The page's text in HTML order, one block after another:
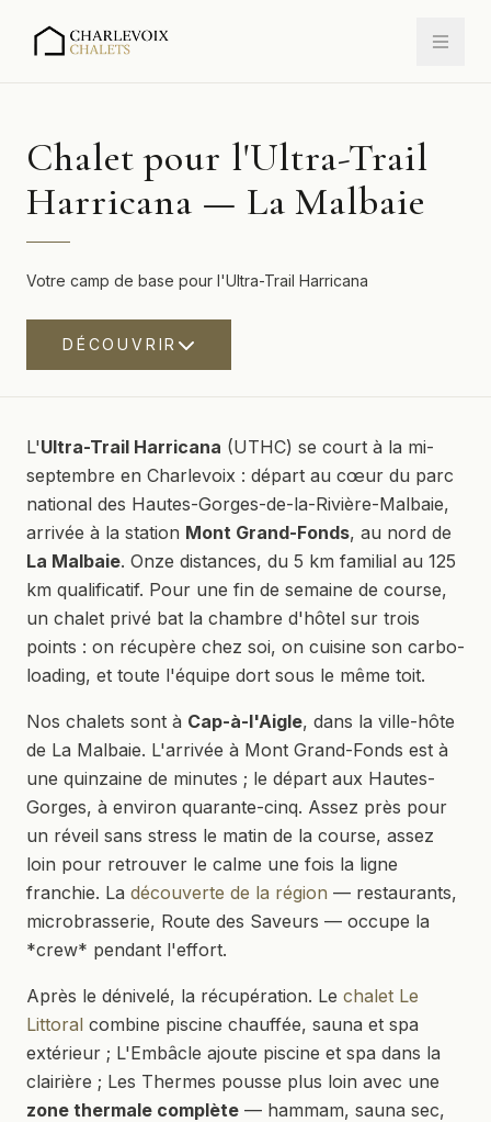
Chalet pour l'Ultra-Trail
Harricana — La Malbaie
Votre camp de base pour l'Ultra-Trail Harricana
DÉCOUVRIR
L'Ultra-Trail Harricana (UTHC) se court à la mi-
septembre en Charlevoix : départ au cœur du parc
national des Hautes-Gorges-de-la-Rivière-Malbaie,
arrivée à la station Mont Grand-Fonds, au nord de
La Malbaie. Onze distances, du 5 km familial au 125
km qualificatif. Pour une fin de semaine de course,
un chalet privé bat la chambre d'hôtel sur trois
points : on récupère chez soi, on cuisine son carbo-
loading, et toute l'équipe dort sous le même toit.
Nos chalets sont à Cap-à-l'Aigle, dans la ville-hôte
de La Malbaie. L'arrivée à Mont Grand-Fonds est à
une quinzaine de minutes ; le départ aux Hautes-
Gorges, à environ quarante-cinq. Assez près pour
un réveil sans stress le matin de la course, assez
loin pour retrouver le calme une fois la ligne
franchie. La découverte de la région — restaurants,
microbrasserie, Route des Saveurs — occupe la
*crew* pendant l'effort.
Après le dénivelé, la récupération. Le chalet Le
Littoral combine piscine chauffée, sauna et spa
extérieur ; L'Embâcle ajoute piscine et spa dans la
clairière ; Les Thermes pousse plus loin avec une
zone thermale complète — hammam, sauna sec,